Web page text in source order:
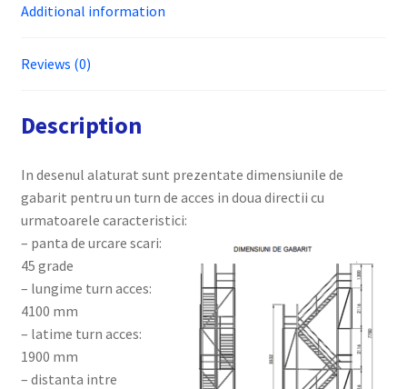
Additional information
Reviews (0)
Description
In desenul alaturat sunt prezentate dimensiunile de
gabarit pentru un turn de acces in doua directii cu
urmatoarele caracteristici:
– panta de urcare scari:
45 grade
– lungime turn acces:
4100 mm
– latime turn acces:
1900 mm
– distanta intre